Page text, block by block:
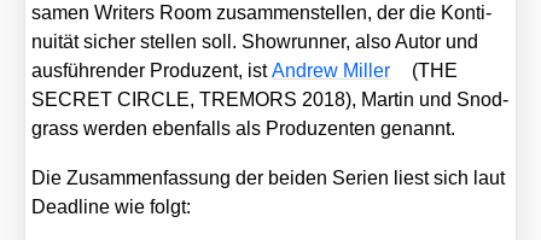
sa­men Wri­ters Room zusam­men­stel­len, der die Kon­ti­
nui­tät sicher stel­len soll. Show­run­ner, also Autor und
aus­füh­ren­der Pro­du­zent, istAndrew Mil­ler
(THE
SECRET CIRCLE, TREMORS 2018), Mar­tin und Snod­
grass wer­den eben­falls als Pro­du­zen­ten genannt.
Die Zusam­men­fas­sung der bei­den Seri­en liest sich laut
Dead­line wie folgt: